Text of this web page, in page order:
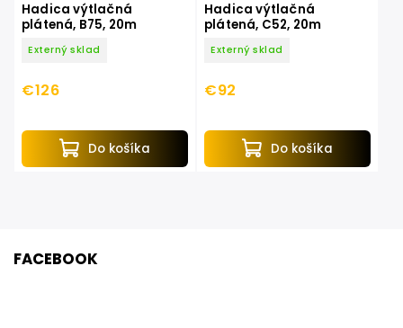
Hadica výtlačná
plátená, B75, 20m
Externý sklad
€126
Do košíka
Hadica výtlačná
plátená, C52, 20m
Externý sklad
€92
Do košíka
FACEBOOK